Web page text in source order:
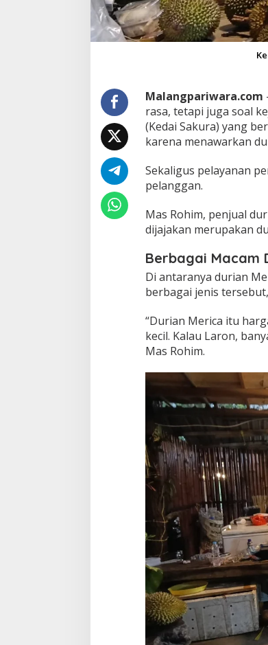
r
i
a
a
l
B
e
r
a
r
a
s
i
Malangpariwara.com
rasa, tetapi juga soal
(Kedai Sakura) yang
karena menawarkan
Sekaligus pelayanan
pelanggan.
Mas Rohim, penjual
dijajakan merupakan
Berbagai Macam
Di antaranya durian
berbagai jenis
“Durian Merica itu
kecil. Kalau Laron,
Mas Rohim.